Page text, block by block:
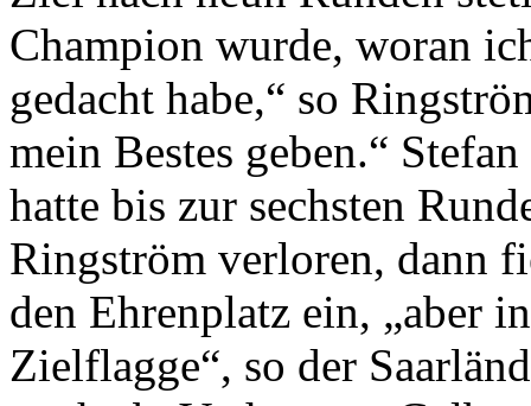
Champion wurde, woran
gedacht habe,“ so
mein Bestes geben.“
hatte bis zur sechsten
Ringström verloren, dann
den Ehrenplatz ein, „aber
Zielflagge“, so der